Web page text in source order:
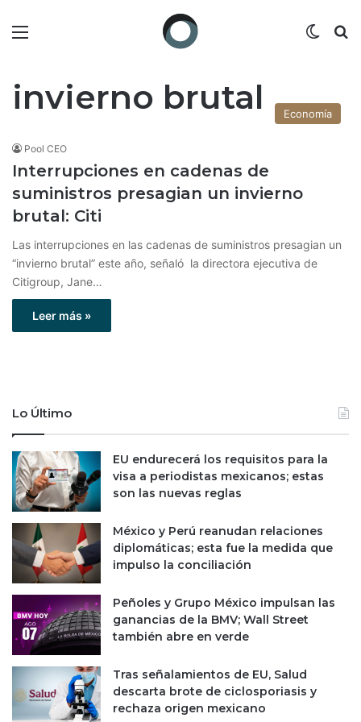
invierno brutal Economía
Pool CEO
Interrupciones en cadenas de
suministros presagian un invierno
brutal: Citi
Las interrupciones en las cadenas de suministros presagian un
“invierno brutal” este año, señaló la directora ejecutiva de
Citigroup, Jane…
Leer más »
Lo Último
EU endurecerá los requisitos para la
visa a periodistas mexicanos; estas
son las nuevas reglas
México y Perú reanudan relaciones
diplomáticas; esta fue la medida que
impulso la conciliación
Peñoles y Grupo México impulsan las
ganancias de la BMV; Wall Street
también abre en verde
Tras señalamientos de EU, Salud
descarta brote de ciclosporiasis y
rechaza origen mexicano